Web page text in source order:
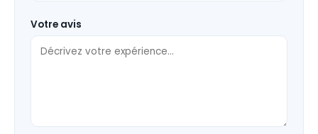
Votre avis